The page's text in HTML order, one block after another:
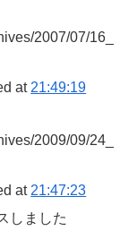
2007/07/16_
at 21:49:19
2009/09/24_
at 21:47:23
しました